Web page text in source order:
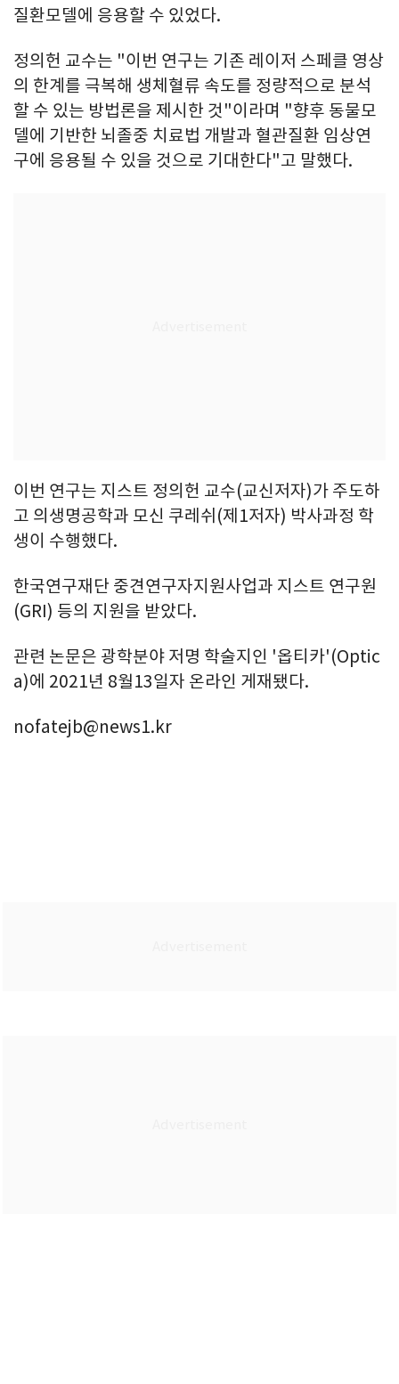
질환모델에 응용할 수 있었다.
정의헌 교수는 "이번 연구는 기존 레이저 스페클 영상
의 한계를 극복해 생체혈류 속도를 정량적으로 분석
할 수 있는 방법론을 제시한 것"이라며 "향후 동물모
델에 기반한 뇌졸중 치료법 개발과 혈관질환 임상연
구에 응용될 수 있을 것으로 기대한다"고 말했다.
이번 연구는 지스트 정의헌 교수(교신저자)가 주도하
고 의생명공학과 모신 쿠레쉬(제1저자) 박사과정 학
생이 수행했다.
한국연구재단 중견연구자지원사업과 지스트 연구원
(GRI) 등의 지원을 받았다.
관련 논문은 광학분야 저명 학술지인 '옵티카'(Optic
a)에 2021년 8월13일자 온라인 게재됐다.
nofatejb@news1.kr